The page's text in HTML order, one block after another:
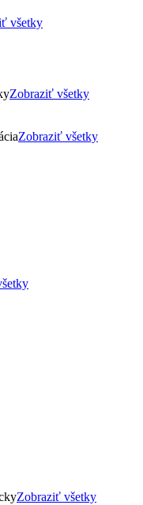
všetky
Zobraziť všetky
Zobraziť všetky
Zobraziť všetky